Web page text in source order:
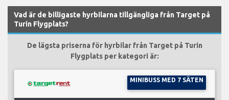
Vad är de billigaste hyrbilarna tillgängliga från Target på
Turin Flygplats?
De lägsta priserna för hyrbilar från Target på Turin
Flygplats per kategori är:
MINIBUSS MED 7 SÄTEN